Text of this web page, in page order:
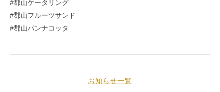
#郡山ケータリング
#郡山フルーツサンド
#郡山パンナコッタ
お知らせ一覧